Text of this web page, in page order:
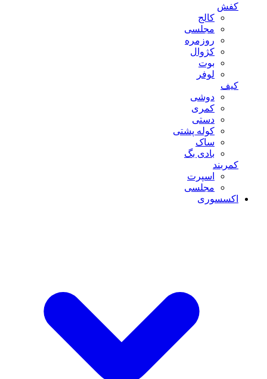
کفش
کالج
مجلسی
روزمره
کژوال
بوت
لوفر
کیف
دوشی
کمری
دستی
کوله پشتی
ساک
بادی بگ
کمربند
اسپرت
مجلسی
اکسسوری